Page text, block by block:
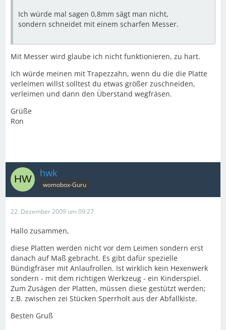
Ich würde mal sagen 0,8mm sägt man nicht,
sondern schneidet mit einem scharfen Messer.
Mit Messer wird glaube ich nicht funktionieren, zu hart.
Ich würde meinen mit Trapezzahn, wenn du die die Platte
verleimen willst solltest du etwas größer zuschneiden,
verleimen und dann den Überstand wegfräsen.
Grüße
Ron
hwk
womobox-Guru
22. Dezember 2009 um 09:27
Hallo zusammen,
diese Platten werden nicht vor dem Leimen sondern erst
danach auf Maß gebracht. Es gibt dafür spezielle
Bündigfräser mit Anlaufrollen. Ist wirklich kein Hexenwerk
sondern - mit dem richtigen Werkzeug - ein Kinderspiel.
Zum Zusägen der Platten, müssen diese gestützt werden;
z.B. zwischen zei Stücken Sperrholt aus der Abfallkiste.
Besten Gruß